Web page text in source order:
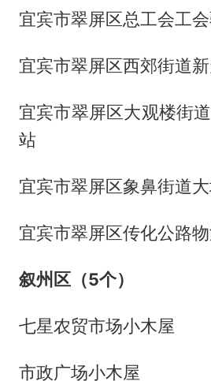
宜宾市翠屏区总工会工
宜宾市翠屏区西郊街道
宜宾市翠屏区大观楼街
站
宜宾市翠屏区象鼻街道
宜宾市翠屏区传化公路
叙州区（5个）
七星农贸市场小木屋
市政广场小木屋